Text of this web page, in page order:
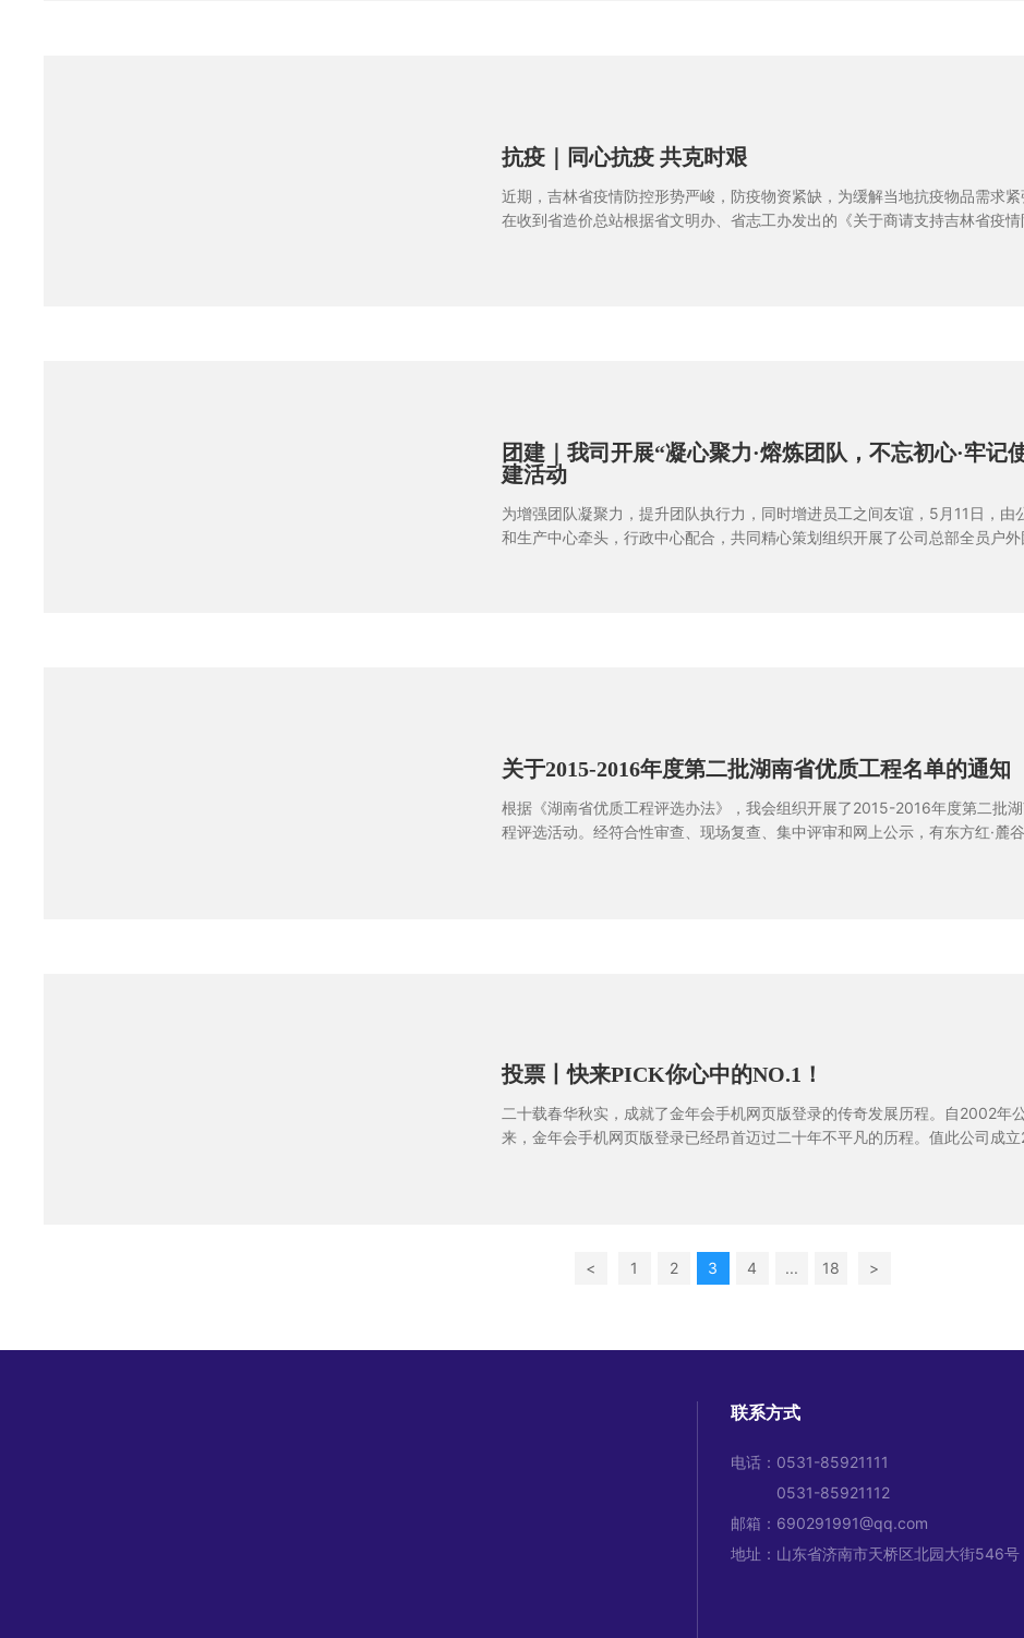
抗疫｜同心抗疫 共克时艰
近期，吉林省疫情防控形势严峻，防疫物资紧缺，为缓解当地抗疫物品需求紧
在收到省造价总站根据省文明办、省志工办发出的《关于商请支持吉林省疫情
团建｜我司开展“凝心聚力·熔炼团队，不忘初心·牢记
建活动
为增强团队凝聚力，提升团队执行力，同时增进员工之间友谊，5月11日，由
和生产中心牵头，行政中心配合，共同精心策划组织开展了公司总部全员户外
关于2015-2016年度第二批湖南省优质工程名单的通知
根据《湖南省优质工程评选办法》，我会组织开展了2015-2016年度第二批
程评选活动。经符合性审查、现场复查、集中评审和网上公示，有东方红·麓
投票丨快来PICK你心中的NO.1！
二十载春华秋实，成就了金年会手机网页版登录的传奇发展历程。自2002年
来，金年会手机网页版登录已经昂首迈过二十年不平凡的历程。值此公司成
< 1 2 3 4 ... 18 >
联系方式
电话： 0531-85921111
0531-85921112
邮箱： 690291991@qq.com
地址：山东省济南市天桥区北园大街546号